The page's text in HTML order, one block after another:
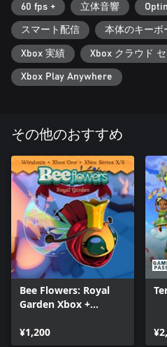
60 fps + 立体音響
スマート配信 本体のキーボ
Xbox 実績 Xbox クラウド
Xbox Play Anywhere
その他のおすすめ
Bee Flowers: Royal
Garden Xbox +
¥1,200